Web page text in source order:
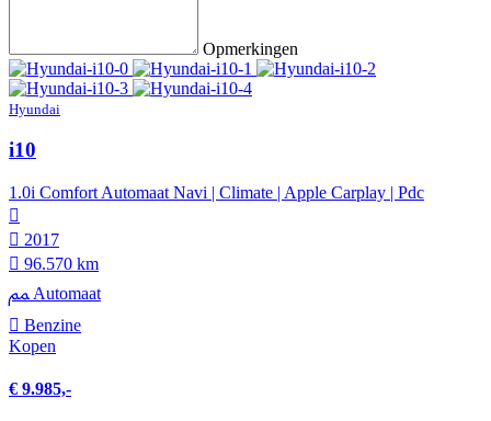
Opmerkingen
Hyundai
i10
1.0i Comfort Automaat Navi | Climate | Apple Carplay | Pdc
2017
96.570 km
Automaat
Benzine
Kopen
€ 9.985,-